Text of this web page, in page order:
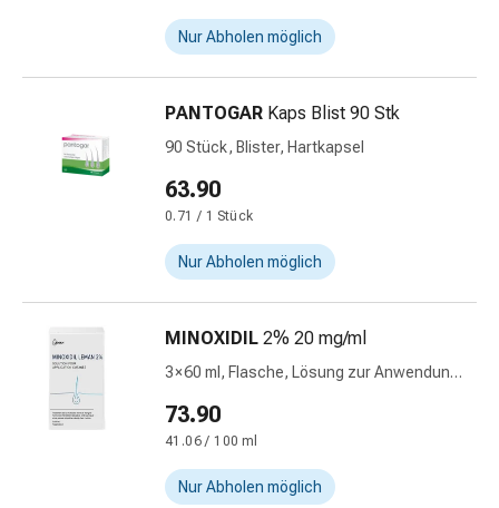
Antiallergika
Darm
Hämorrhoiden
Magenbrennen
Übelkeit
Erbrechen
Verdauung,
Krämpfe
Verstopfung
Medizinische
Hautpflege
Nur Abholen möglich
PANTOGAR Kaps Blist 90 Stk
90 Stück, Blister, Hartkapsel
63.90
0.71 / 1 Stück
Nur Abholen möglich
MINOXIDIL 2% 20 mg/ml
3 × 60 ml, Flasche, Lösung zur Anwendung
73.90
41.06 / 100 ml
Nur Abholen möglich